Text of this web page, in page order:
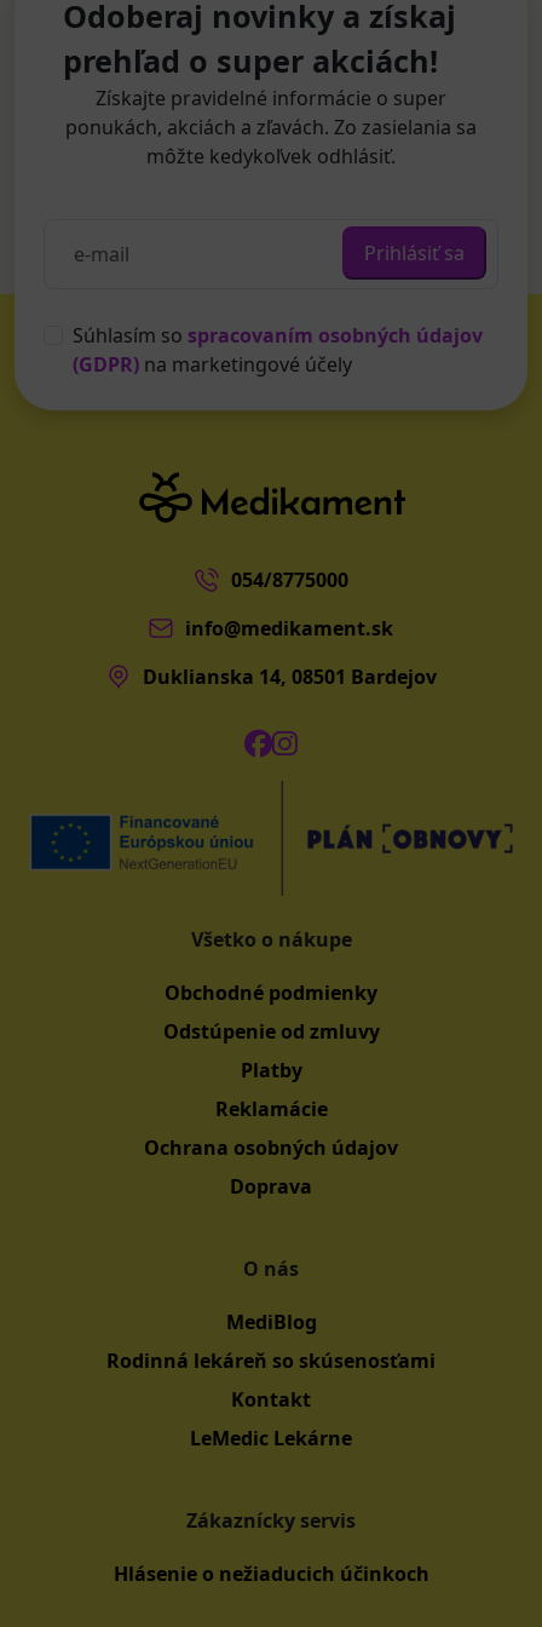
Odoberaj novinky a získaj
prehľad o super akciách!
Získajte pravidelné informácie o super
ponukách, akciách a zľavách. Zo zasielania sa
môžte kedykoľvek odhlásiť.
Prihlásiť sa
Súhlasím so spracovaním osobných údajov
(GDPR) na marketingové účely
054/8775000
info@medikament.sk
Duklianska 14, 08501 Bardejov
Všetko o nákupe
Obchodné podmienky
Odstúpenie od zmluvy
Platby
Reklamácie
Ochrana osobných údajov
Doprava
O nás
MediBlog
Rodinná lekáreň so skúsenosťami
Kontakt
LeMedic Lekárne
Zákaznícky servis
Hlásenie o nežiaducich účinkoch